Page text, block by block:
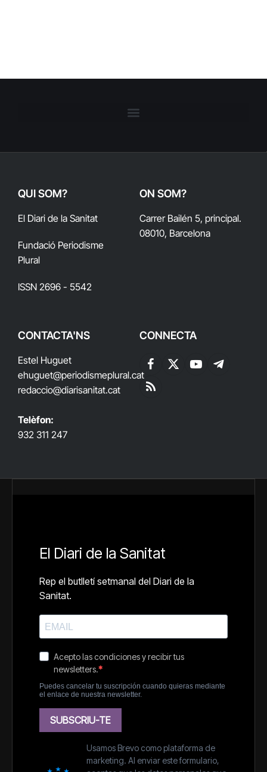
QUI SOM?
El Diari de la Sanitat
Fundació Periodisme
Plural
ISSN 2696 - 5542
ON SOM?
Carrer Bailén 5, principal.
08010, Barcelona
CONTACTA'NS
Estel Huguet
ehuguet@periodismeplural.cat
redaccio@diarisanitat.cat
Telèfon:
932 311 247
CONNECTA
Facebook
X
YouTubeTelegram
RSS